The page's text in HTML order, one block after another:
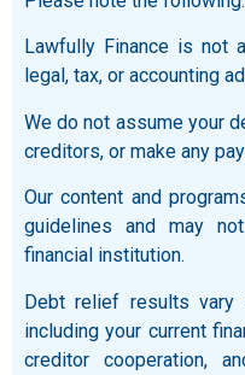
Lawfully Finance is not
legal, tax, or accounting
We do not assume your
creditors, or make any
Our content and
guidelines and may
financial institution.
Debt relief results vary
including your current
creditor cooperation,